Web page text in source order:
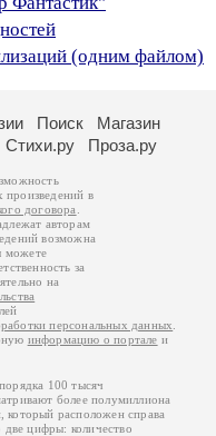
(одним файлом)
Поиск
Магазин
Стихи.ру Проза.ру
произведений в
договора
авторам
возможна
можете
за
на
персональных данных
информацию о портале и
100 тысяч
более полумиллиона
который расположен справа
две цифры: количество